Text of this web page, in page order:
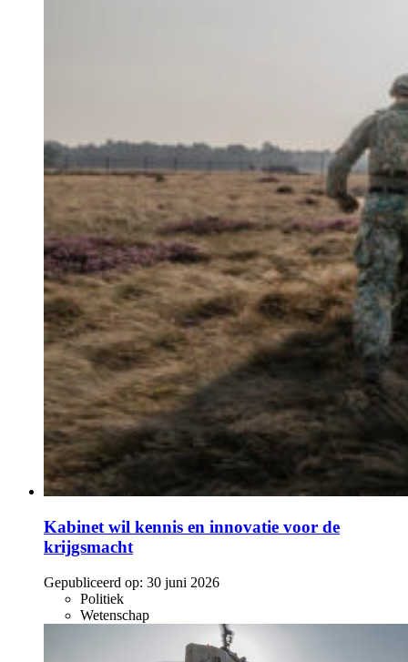
Kabinet wil kennis en innovatie voor de
krijgsmacht
Gepubliceerd op: 30 juni 2026
Politiek
Wetenschap